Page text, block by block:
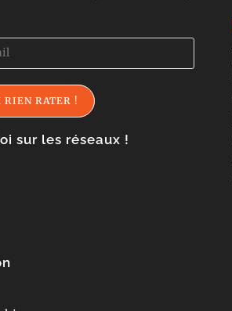
RIEN RATER !
sur les réseaux !